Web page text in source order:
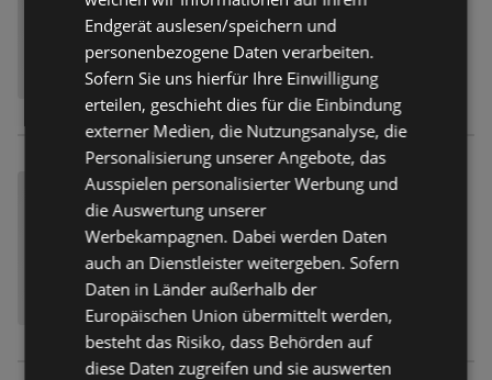
Endgerät auslesen/speichern und
personenbezogene Daten verarbeiten.
Sofern Sie uns hierfür Ihre Einwilligung
erteilen, geschieht dies für die Einbindung
externer Medien, die Nutzungsanalyse, die
Personalisierung unserer Angebote, das
Ausspielen personalisierter Werbung und
die Auswertung unserer
Werbekampagnen. Dabei werden Daten
auch an Dienstleister weitergeben. Sofern
Daten in Länder außerhalb der
Europäischen Union übermittelt werden,
besteht das Risiko, dass Behörden auf
diese Daten zugreifen und sie auswerten